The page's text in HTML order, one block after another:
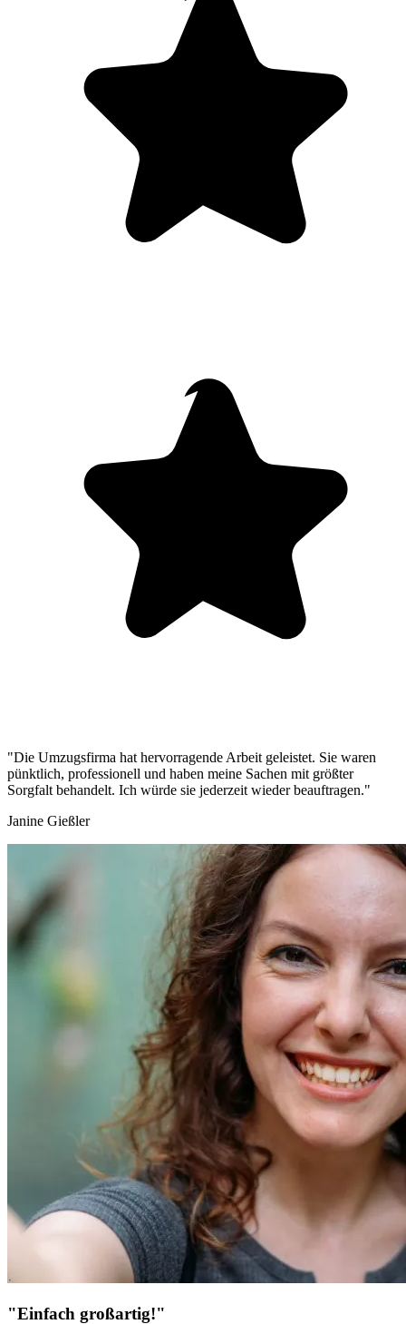
"Die Umzugsfirma hat hervorragende Arbeit geleistet. Sie waren
pünktlich, professionell und haben meine Sachen mit größter
Sorgfalt behandelt. Ich würde sie jederzeit wieder beauftragen."
Janine Gießler
"Einfach großartig!"